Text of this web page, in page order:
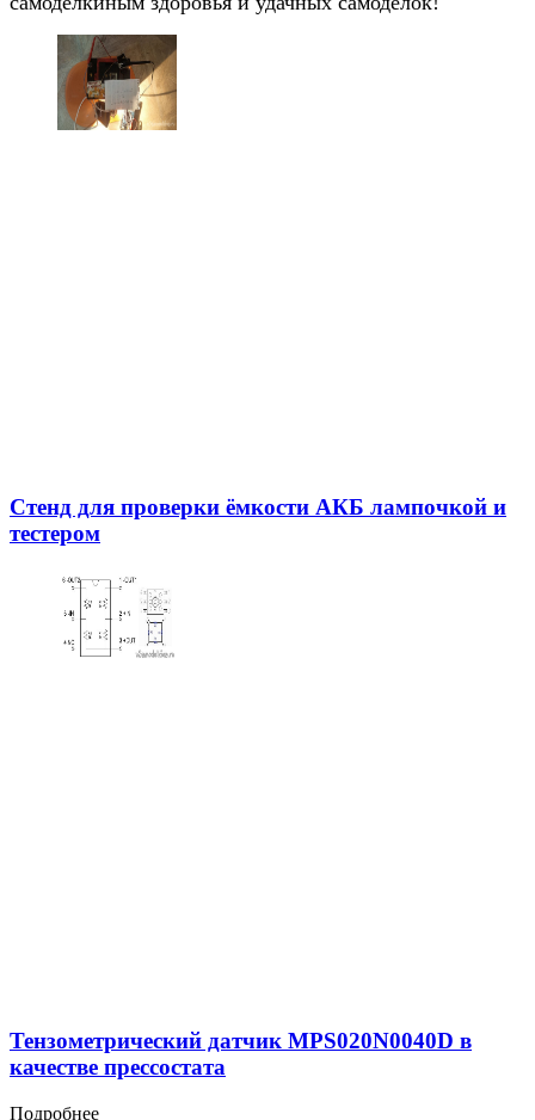
Стенд для проверки ёмкости АКБ лампочкой и
тестером
Тензометрический датчик MPS020N0040D в
качестве прессостата
Подробнее